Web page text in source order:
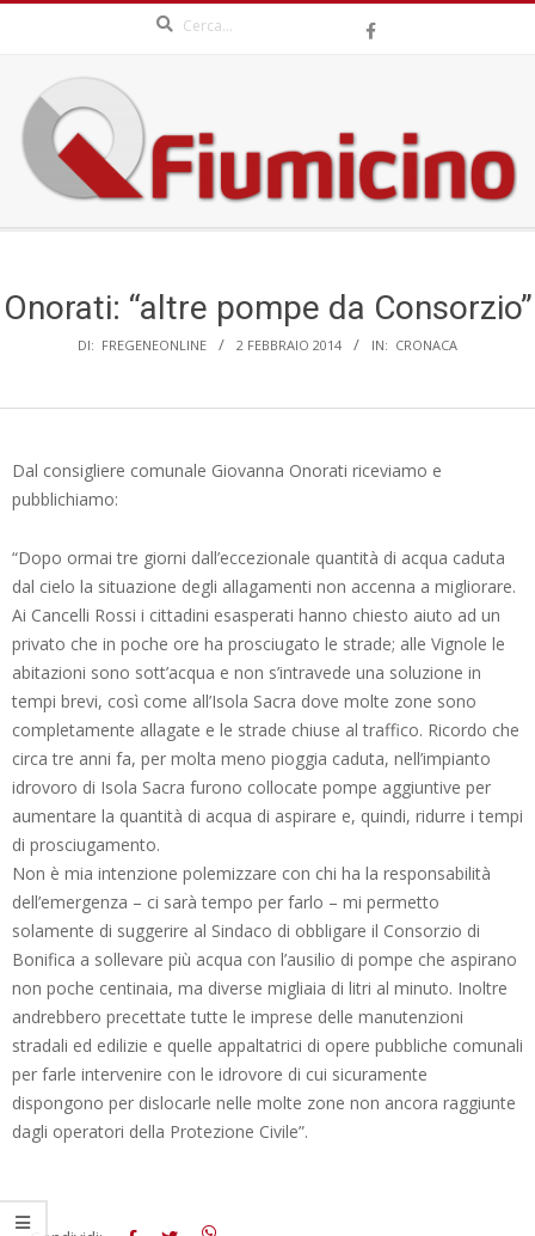
content
QFIUMICINO.COM
Menu
Onorati: “altre pompe da Consorzio”
DI: FREGENEONLINE 2 FEBBRAIO 2014 IN: CRONACA
Dal consigliere comunale Giovanna Onorati riceviamo e
pubblichiamo:
“Dopo ormai tre giorni dall’eccezionale quantità di acqua caduta
dal cielo la situazione degli allagamenti non accenna a migliorare.
Ai Cancelli Rossi i cittadini esasperati hanno chiesto aiuto ad un
privato che in poche ore ha prosciugato le strade; alle Vignole le
abitazioni sono sott’acqua e non s’intravede una soluzione in
tempi brevi, così come all’Isola Sacra dove molte zone sono
completamente allagate e le strade chiuse al traffico. Ricordo che
circa tre anni fa, per molta meno pioggia caduta, nell’impianto
idrovoro di Isola Sacra furono collocate pompe aggiuntive per
aumentare la quantità di acqua di aspirare e, quindi, ridurre i tempi
di prosciugamento.
Non è mia intenzione polemizzare con chi ha la responsabilità
dell’emergenza – ci sarà tempo per farlo – mi permetto
solamente di suggerire al Sindaco di obbligare il Consorzio di
Bonifica a sollevare più acqua con l’ausilio di pompe che aspirano
non poche centinaia, ma diverse migliaia di litri al minuto. Inoltre
andrebbero precettate tutte le imprese delle manutenzioni
stradali ed edilizie e quelle appaltatrici di opere pubbliche comunali
per farle intervenire con le idrovore di cui sicuramente
dispongono per dislocarle nelle molte zone non ancora raggiunte
dagli operatori della Protezione Civile”.